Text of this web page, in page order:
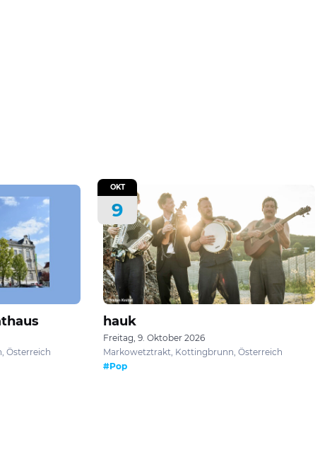
Österreich
OKT
9
hauk
Freitag, 9. Oktober 2026
Markowetztrakt, Kottingbrunn, Österreich
#Pop